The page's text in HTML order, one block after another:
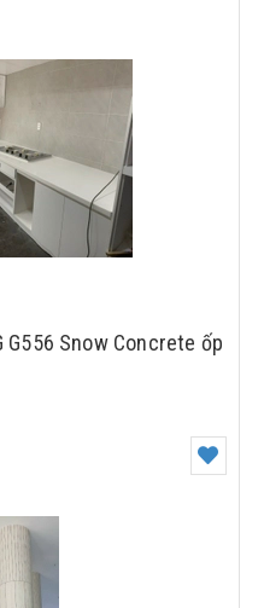
Snow Concrete ốp